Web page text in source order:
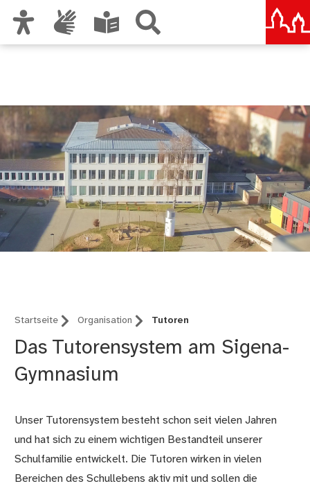
Startseite Organisation Tutoren
Das Tutorensystem am Sigena-
Gymnasium
Unser Tutorensystem besteht schon seit vielen Jahren
und hat sich zu einem wichtigen Bestandteil unserer
Schulfamilie entwickelt. Die Tutoren wirken in vielen
Bereichen des Schullebens aktiv mit und sollen die